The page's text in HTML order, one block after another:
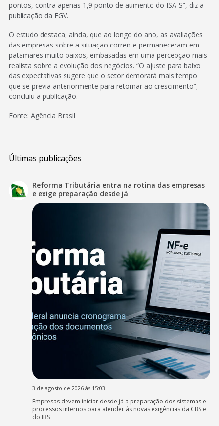
pontos, contra apenas 1,9 ponto de aumento do ISA-S”, diz a
publicação da FGV.
O estudo destaca, ainda, que ao longo do ano, as avaliações
das empresas sobre a situação corrente permaneceram em
patamares muito baixos, embasadas em uma percepção mais
realista sobre a evolução dos negócios. “O ajuste para baixo
das expectativas sugere que o setor demorará mais tempo
que se previa anteriormente para retornar ao crescimento”,
concluiu a publicação.
Fonte: Agência Brasil
Últimas publicações
Reforma Tributária entra na rotina das empresas
e exige preparação desde já
3 de agosto de 2026 às 15:03
Empresas devem iniciar desde já a preparação dos sistemas e
processos internos para atender às novas exigências da CBS e
do IBS